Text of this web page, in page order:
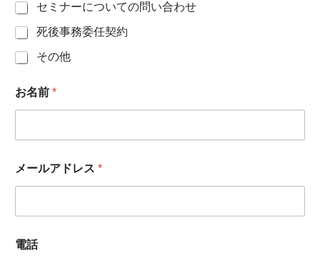
セミナーについての問い合わせ
死後事務委任契約
その他
ー
ル
ス
電
話
お名前 *
メールアドレス *
電話